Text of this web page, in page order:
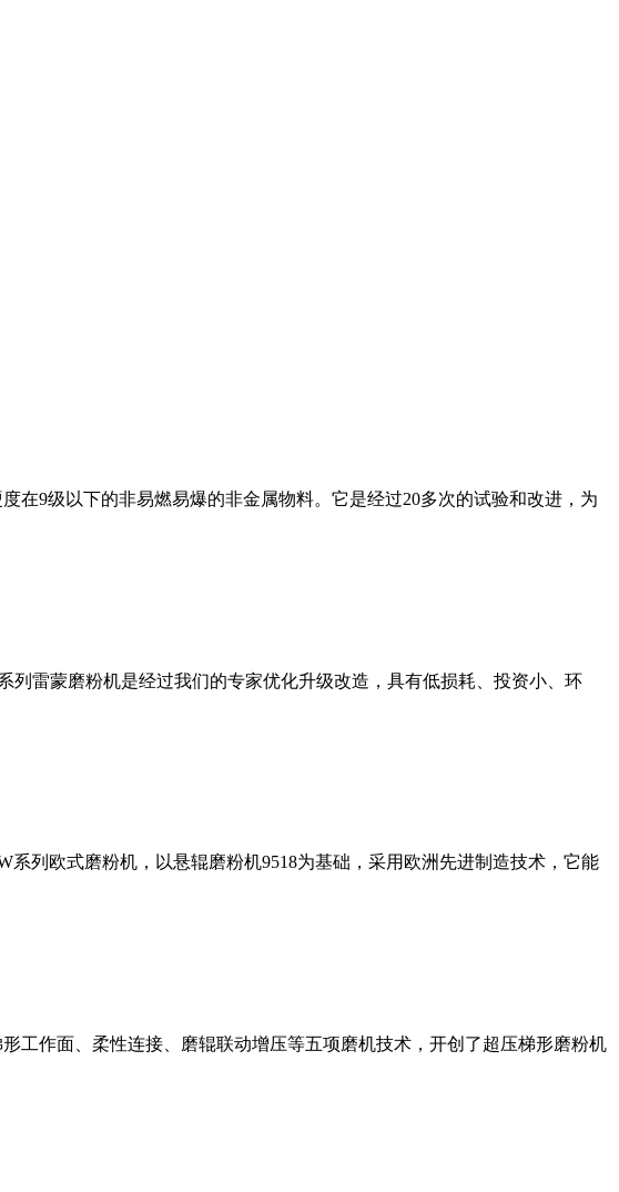
在9级以下的非易燃易爆的非金属物料。它是经过20多次的试验和改进，为
雷蒙磨粉机是经过我们的专家优化升级改造，具有低损耗、投资小、环
列欧式磨粉机，以悬辊磨粉机9518为基础，采用欧洲先进制造技术，它能
工作面、柔性连接、磨辊联动增压等五项磨机技术，开创了超压梯形磨粉机